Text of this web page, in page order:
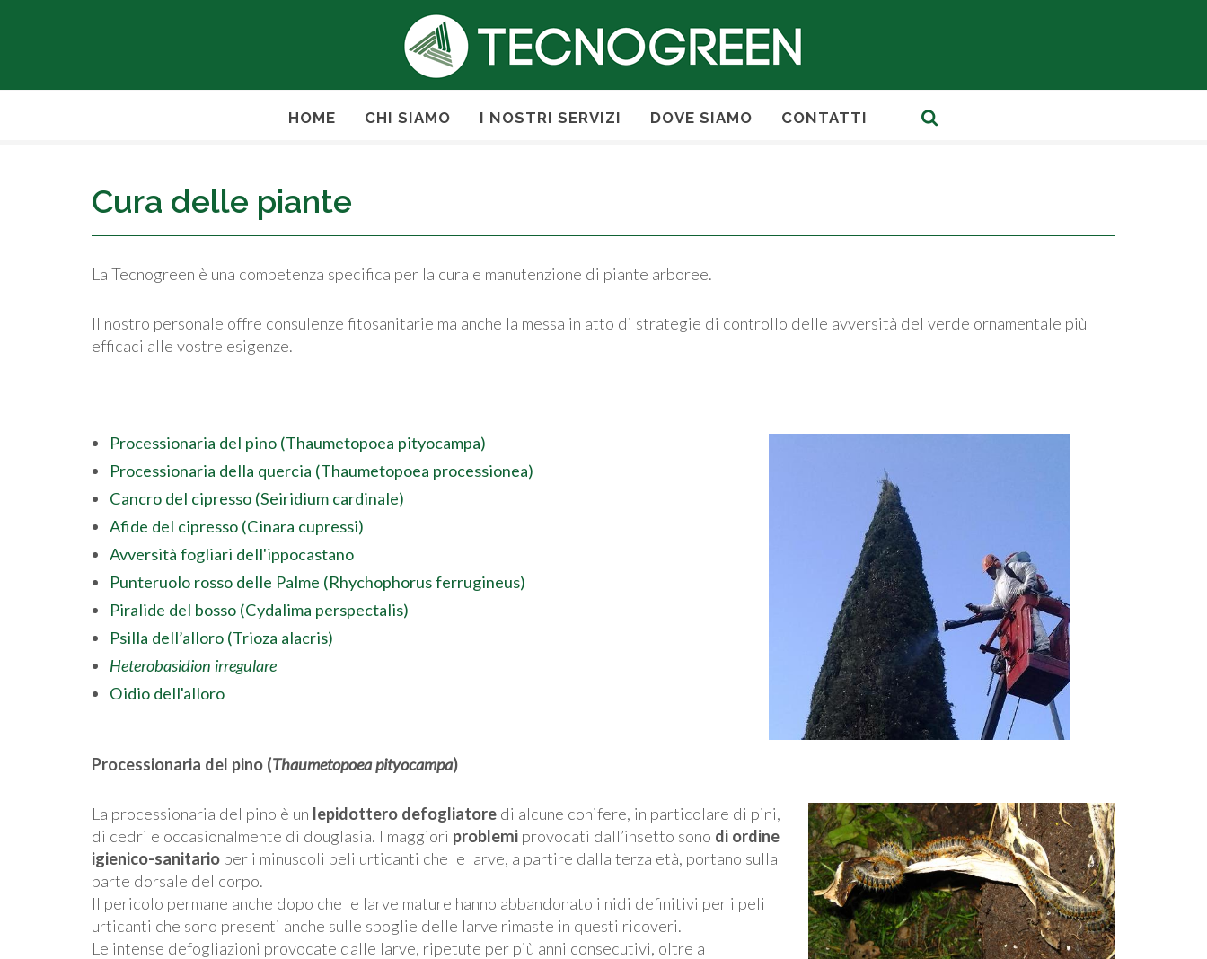
HOME CHI SIAMO I NOSTRI SERVIZI DOVE SIAMO CONTATTI
Cura delle piante
La Tecnogreen è una competenza specifica per la cura e manutenzione di piante arboree.
Il nostro personale offre consulenze fitosanitarie ma anche la messa in atto di strategie di controllo delle avversità del verde ornamentale più
efficaci alle vostre esigenze.
Processionaria del pino (Thaumetopoea pityocampa)
Processionaria della quercia (Thaumetopoea processionea)
Cancro del cipresso (Seiridium cardinale)
Afide del cipresso (Cinara cupressi)
Avversità fogliari dell'ippocastano
Punteruolo rosso delle Palme (Rhychophorus ferrugineus)
Piralide del bosso (Cydalima perspectalis)
Psilla dell’alloro (Trioza alacris)
Heterobasidion irregulare
Oidio dell'alloro
Processionaria del pino (Thaumetopoea pityocampa)
La processionaria del pino è un lepidottero defogliatore di alcune conifere, in particolare di pini,
di cedri e occasionalmente di douglasia. I maggiori problemi provocati dall’insetto sono di ordine
igienico-sanitario per i minuscoli peli urticanti che le larve, a partire dalla terza età, portano sulla
parte dorsale del corpo.
Il pericolo permane anche dopo che le larve mature hanno abbandonato i nidi definitivi per i peli
urticanti che sono presenti anche sulle spoglie delle larve rimaste in questi ricoveri.
Le intense defogliazioni provocate dalle larve, ripetute per più anni consecutivi, oltre a